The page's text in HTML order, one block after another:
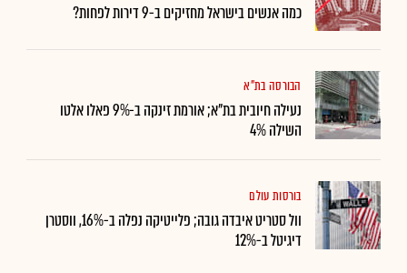
כמה אנשים בישראל מחזיקים ב-9 דירות לפחות?
הבורסה בת"א
נעילה חיובית בת"א; אורמת זינקה ב-9% פאלו אלטו
השילה 4%
בורסות עולם
וול סטריט איבדה גובה; פלייטיקה נפלה ב-16%, ווסטרן
דיגיטל ב-12%